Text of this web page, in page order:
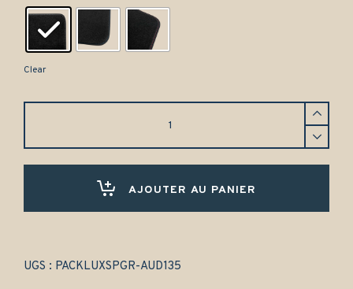
Clear
Gamme
AJOUTER AU PANIER
UGS : PACKLUXSPGR-AUD135